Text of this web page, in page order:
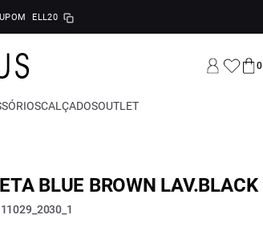
ELL20
0
CALÇADOSOUTLET
BLUE BROWN LAV.BLACK